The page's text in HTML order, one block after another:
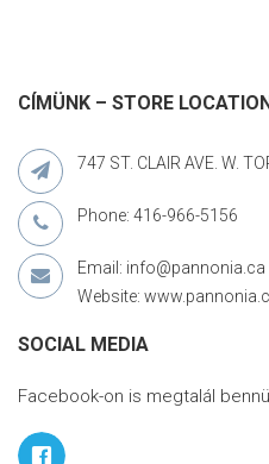
CÍMÜNK – STORE LOCATION
747 ST. CLAIR AVE. W.
Phone: 416-966-5156
Email: info@pannonia.ca
Website:
SOCIAL MEDIA
Facebook-on is megtalál